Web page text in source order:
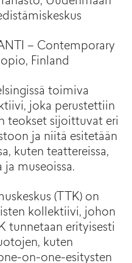
– Contemporary
Finland
toimiva
joka perustettiin
teokset sijoittuvat eri
ja niitä esitetään
kuten teattereissa,
ja museoissa.
(TTK) on
kollektiivi, johon
tunnetaan erityisesti
kuten
on-one-esitysten